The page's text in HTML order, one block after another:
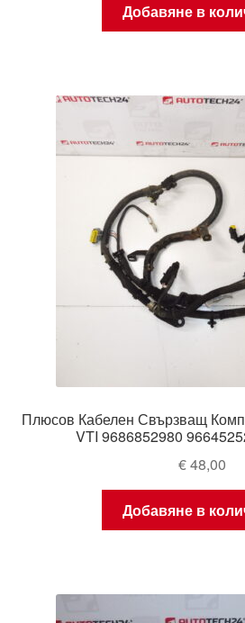
Добавяне в
Плюсов Кабелен Свързващ
VTI 9686852980
€48,00
Добавяне в